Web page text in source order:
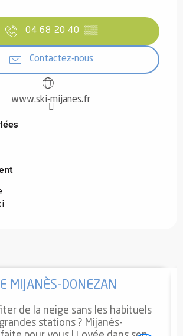
04 68 20 40 ▒▒
Contactez-nous
www.ski-mijanes.fr
MIJANÈS-DONEZAN
de la neige sans les habituels
stations ? Mijanès-